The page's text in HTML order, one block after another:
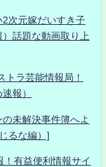
次元嫁だいすき子
話題な動画取り上
トラ芸能情報局！
報）
未解決事件簿へよ
るな編）]
有益便利情報サイ